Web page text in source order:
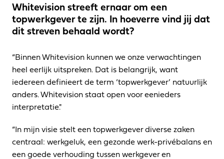
Whitevision streeft ernaar om een
topwerkgever te zijn. In hoeverre vind jij dat
dit streven behaald wordt?
“Binnen Whitevision kunnen we onze verwachtingen
heel eerlijk uitspreken. Dat is belangrijk, want
iedereen definieert de term ‘topwerkgever’ natuurlijk
anders. Whitevision staat open voor eenieders
interpretatie."
“In mijn visie stelt een topwerkgever diverse zaken
centraal: werkgeluk, een gezonde werk-privébalans en
een goede verhouding tussen werkgever en